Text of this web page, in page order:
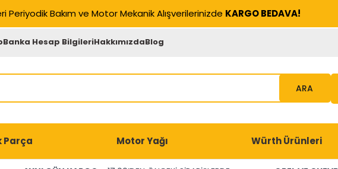
Periyodik Bakım ve Motor Mekanik Alışverilerinizde KARGO BEDAVA!
Banka Hesap BilgileriHakkımızdaBlog
ARA
Parça Motor Yağı Würth Ürünleri